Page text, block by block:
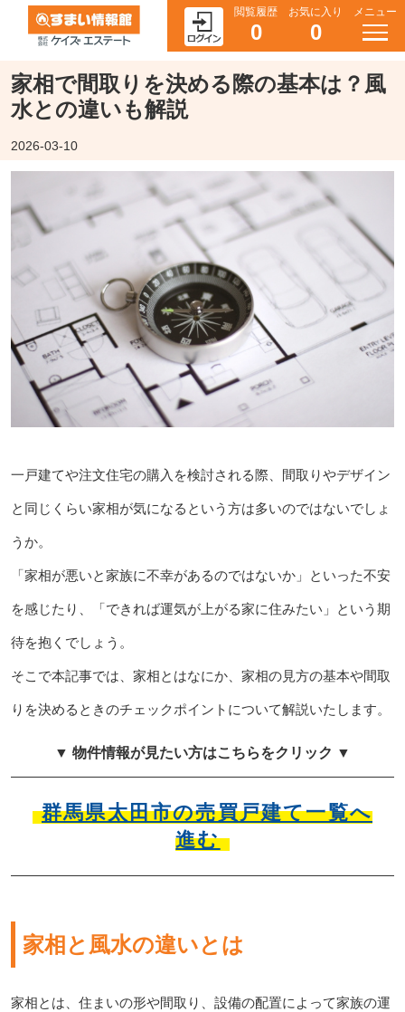
閲覧履歴
0
お気に入り
0
メニュー
家相で間取りを決める際の基本は？風
水との違いも解説
2026-03-10
一戸建てや注文住宅の購入を検討される際、間取りやデザイン
と同じくらい家相が気になるという方は多いのではないでしょ
うか。
「家相が悪いと家族に不幸があるのではないか」といった不安
を感じたり、「できれば運気が上がる家に住みたい」という期
待を抱くでしょう。
そこで本記事では、家相とはなにか、家相の見方の基本や間取
りを決めるときのチェックポイントについて解説いたします。
▼ 物件情報が見たい方はこちらをクリック ▼
群馬県太田市の売買戸建て一覧へ
進む
家相と風水の違いとは
家相とは、住まいの形や間取り、設備の配置によって家族の運